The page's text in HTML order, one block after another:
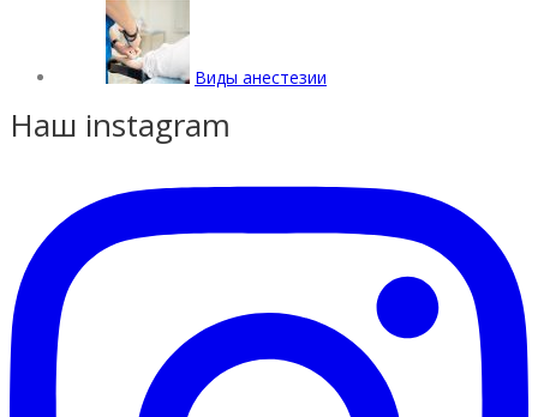
Виды анестезии
Наш instagram